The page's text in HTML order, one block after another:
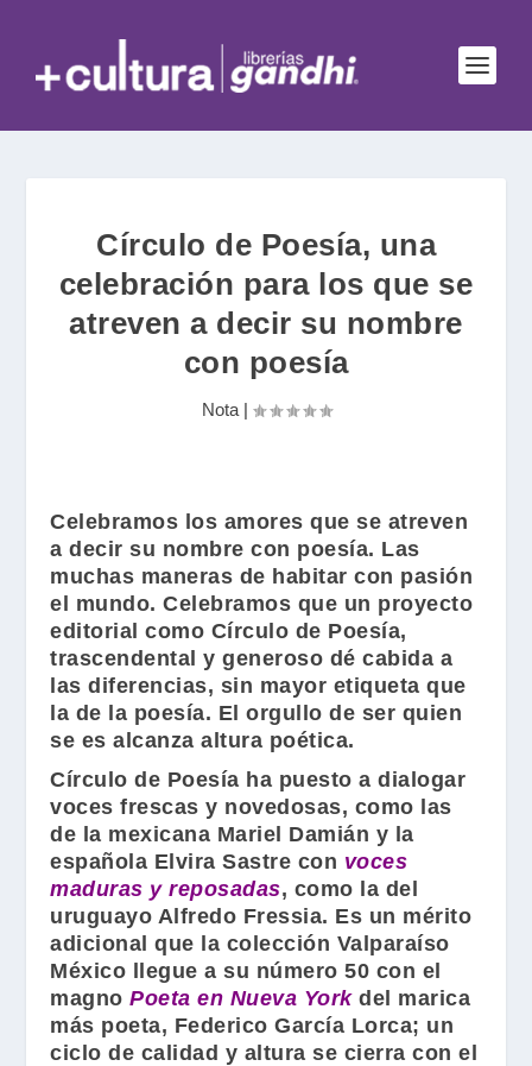
Círculo de Poesía, una
celebración para los que se
atreven a decir su nombre
con poesía
Nota|
Celebramos los amores que se atreven
a decir su nombre con poesía. Las
muchas maneras de habitar con pasión
el mundo. Celebramos que un proyecto
editorial como Círculo de Poesía,
trascendental y generoso dé cabida a
las diferencias, sin mayor etiqueta que
la de la poesía. El orgullo de ser quien
se es alcanza altura poética.
Círculo de Poesía ha puesto a dialogar
voces frescas y novedosas, como las
de la mexicana Mariel Damián y la
española Elvira Sastre con voces
maduras y reposadas, como la del
uruguayo Alfredo Fressia. Es un mérito
adicional que la colección Valparaíso
México llegue a su número 50 con el
magno Poeta en Nueva Yorkdel marica
más poeta, Federico García Lorca; un
ciclo de calidad y altura se cierra con el